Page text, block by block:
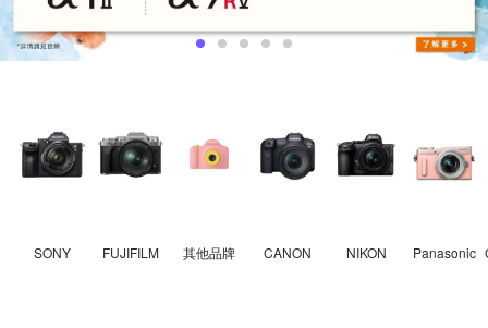
SONY FUJIFILM 其他品牌 CANON NIKON Panasonic